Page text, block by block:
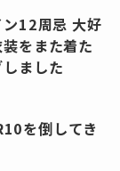
12周忌 大好
をまた着た
ました
を倒してき